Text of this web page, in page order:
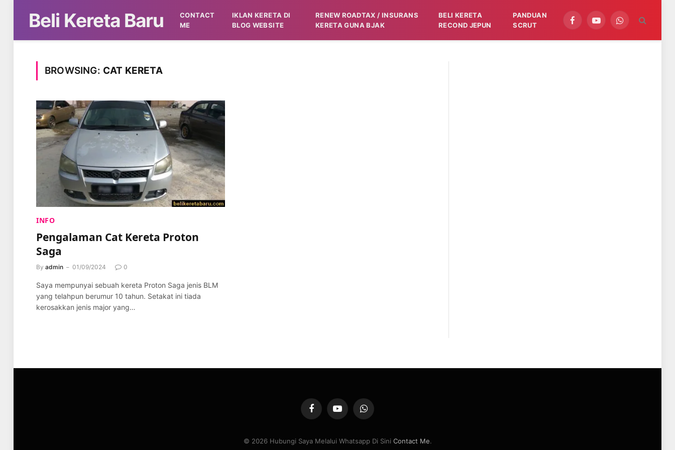
Beli Kereta Baru
CONTACT
ME
IKLAN KERETA DI
BLOG WEBSITE
RENEW ROADTAX / INSURANS
KERETA GUNA BJAK
BELI KERETA
RECOND JEPUN
PANDUAN
SCRUT
FacebookYouTubeWhatsApp
BROWSING: CAT KERETA
INFO
Pengalaman Cat Kereta Proton
Saga
By admin 01/09/2024 0
Saya mempunyai sebuah kereta Proton Saga jenis BLM
yang telahpun berumur 10 tahun. Setakat ini tiada
kerosakkan jenis major yang…
FacebookYouTubeWhatsApp
© 2026 Hubungi Saya Melalui Whatsapp Di Sini Contact Me.